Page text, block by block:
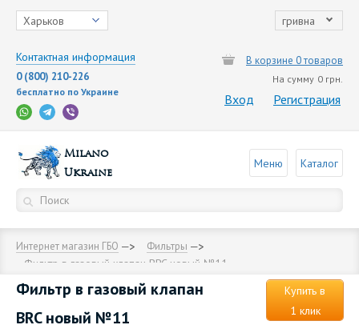
Харьков гривна
Контактная информация
0 (800) 210-226
бесплатно по Украине
В корзине 0 товаров
На сумму 0 грн.
Вход Регистрация
Milano
Ukraine
Меню Каталог
Интернет магазин ГБО Фильтры
Фильтр в газовый клапан BRC новый №11
Фильтр в газовый клапан
BRC новый №11
Купить в
1 клик